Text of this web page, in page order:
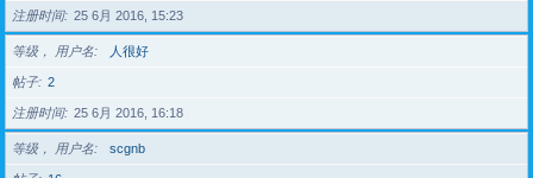
注册时间 25 6月 2016, 15:23
等级， 用户名 人很好
帖子 2
注册时间 25 6月 2016, 16:18
等级， 用户名 scgnb